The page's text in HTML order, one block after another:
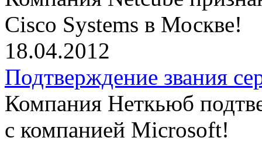
Cisco Systems в Москве!
18.04.2012
Подтверждение звания
Компания Неткьюб
с компанией Microsoft!